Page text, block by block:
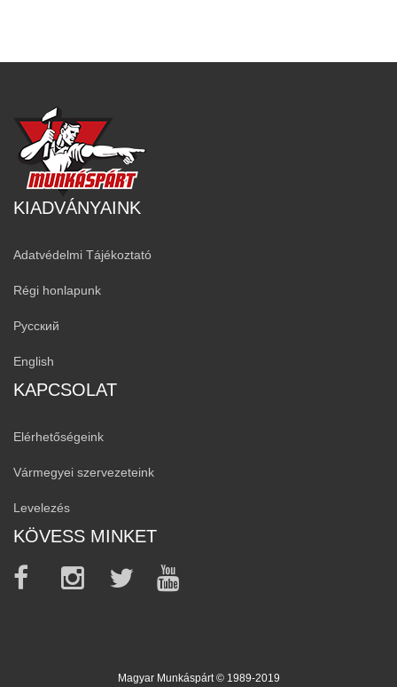
KIADVÁNYAINK
Adatvédelmi Tájékoztató
Régi honlapunk
Русский
English
KAPCSOLAT
Elérhetőségeink
Vármegyei szervezeteink
Levelezés
KÖVESS MINKET
Magyar Munkáspárt © 1989-2019